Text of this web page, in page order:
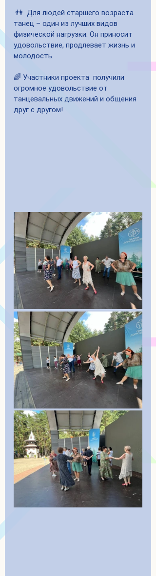
танец – один из лучших видов
физической нагрузки. Он приносит
удовольствие, продлевает жизнь и
молодость.
🌈 Участники проекта  получили
огромное удовольствие от
танцевальных движений и общения
друг с другом!